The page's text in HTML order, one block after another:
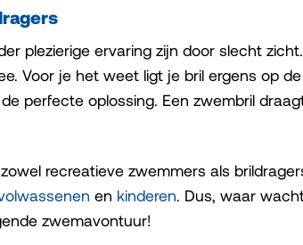
plezierige ervaring zijn door slecht
Voor je het weet ligt je bril ergens op
perfecte oplossing. Een zwembril
recreatieve zwemmers als
en kinderen. Dus, waar
zwemavontuur!